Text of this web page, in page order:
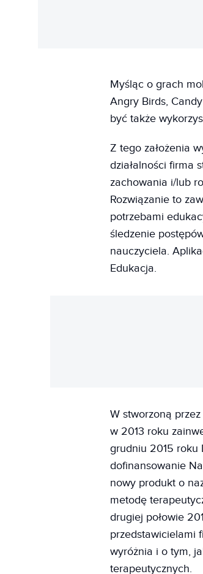
Myśląc o grach
Angry Birds,
być także
Z tego założenia
działalności firma
zachowania i/lub
Rozwiązanie to
potrzebami
śledzenie
nauczyciela.
Edukacja.
W stworzoną
w 2013 roku
grudniu 2015 roku
dofinansowanie
nowy produkt o
metodę
drugiej połowie
przedstawicielami
wyróżnia i o tym,
terapeutycznych.